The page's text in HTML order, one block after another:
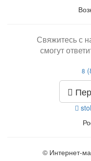
Свяжитесь с
смогут
8
© Интернет-